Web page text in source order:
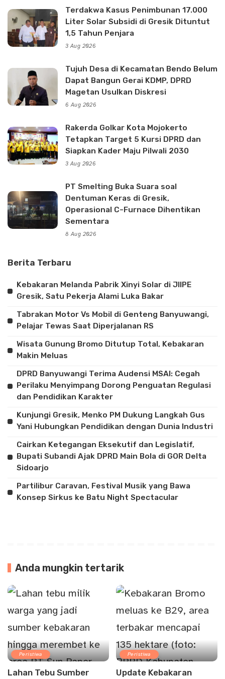
Terdakwa Kasus Penimbunan 17.000
Liter Solar Subsidi di Gresik Dituntut
1,5 Tahun Penjara
3 Aug 2026
Tujuh Desa di Kecamatan Bendo Belum
Dapat Bangun Gerai KDMP, DPRD
Magetan Usulkan Diskresi
6 Aug 2026
Rakerda Golkar Kota Mojokerto
Tetapkan Target 5 Kursi DPRD dan
Siapkan Kader Maju Pilwali 2030
3 Aug 2026
PT Smelting Buka Suara soal
Dentuman Keras di Gresik,
Operasional C-Furnace Dihentikan
Sementara
8 Aug 2026
Berita Terbaru
Kebakaran Melanda Pabrik Xinyi Solar di JIIPE
Gresik, Satu Pekerja Alami Luka Bakar
Tabrakan Motor Vs Mobil di Genteng Banyuwangi,
Pelajar Tewas Saat Diperjalanan RS
Wisata Gunung Bromo Ditutup Total, Kebakaran
Makin Meluas
DPRD Banyuwangi Terima Audensi MSAI: Cegah
Perilaku Menyimpang Dorong Penguatan Regulasi
dan Pendidikan Karakter
Kunjungi Gresik, Menko PM Dukung Langkah Gus
Yani Hubungkan Pendidikan dengan Dunia Industri
Cairkan Ketegangan Eksekutif dan Legislatif,
Bupati Subandi Ajak DPRD Main Bola di GOR Delta
Sidoarjo
Partilibur Caravan, Festival Musik yang Bawa
Konsep Sirkus ke Batu Night Spectacular
Anda mungkin tertarik
Peristiwa
Lahan Tebu Sumber
Peristiwa
Update Kebakaran